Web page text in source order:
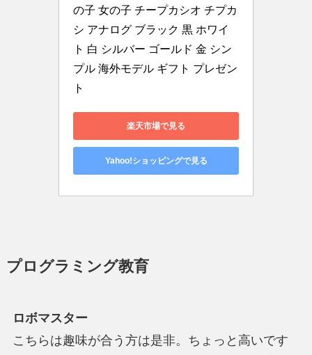
の子 女の子 チープカシオ チプカ
シ アナログ ブラック 黒 ホワイ
ト 白 シルバー ゴールド 金 シン
プル 海外モデル ギフト プレゼン
ト
楽天市場で見る
Yahoo!ショッピングで見る
プログラミング教育
ロボマスター
こちらは趣味が合う方は是非。ちょっと高いです